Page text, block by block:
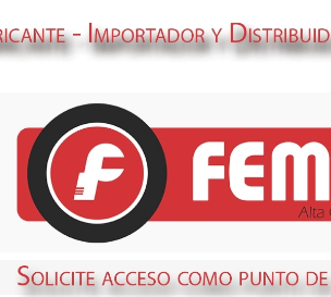
NYH165-